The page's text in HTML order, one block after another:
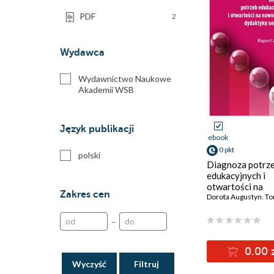
PDF 2
Wydawca
Wydawnictwo Naukowe
Akademii WSB
Język publikacji
polski
Zakres cen
–
Wyczyść
ebook
0 pkt
Diagnoza
edukacyjnych i
otwartości na
nowoczesną
Dorota Augustyn,
0.00